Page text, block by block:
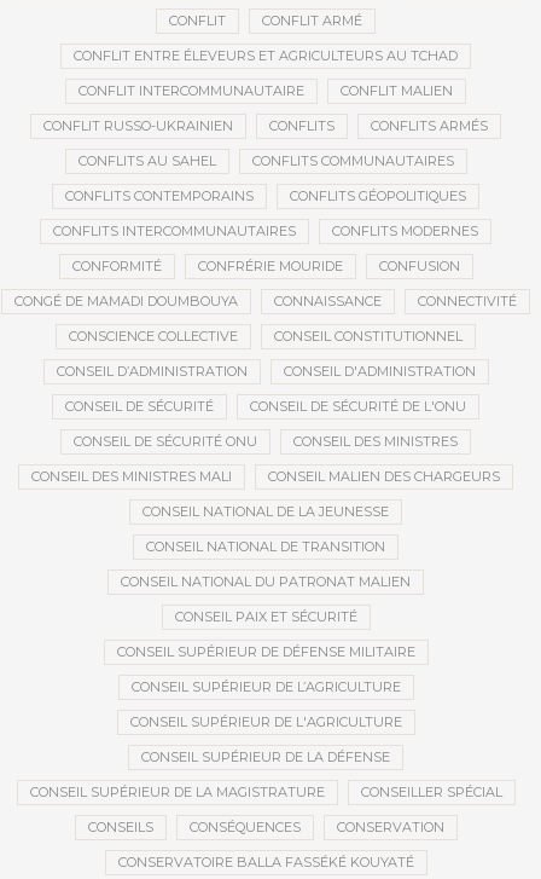
CONFLIT CONFLIT ARMÉ
CONFLIT ENTRE ÉLEVEURS ET AGRICULTEURS AU TCHAD
CONFLIT INTERCOMMUNAUTAIRE CONFLIT MALIEN
CONFLIT RUSSO-UKRAINIEN CONFLITS CONFLITS ARMÉS
CONFLITS AU SAHEL CONFLITS COMMUNAUTAIRES
CONFLITS CONTEMPORAINS CONFLITS GÉOPOLITIQUES
CONFLITS INTERCOMMUNAUTAIRES CONFLITS MODERNES
CONFORMITÉ CONFRÉRIE MOURIDE CONFUSION
CONGÉ DE MAMADI DOUMBOUYA CONNAISSANCE CONNECTIVITÉ
CONSCIENCE COLLECTIVE CONSEIL CONSTITUTIONNEL
CONSEIL D’ADMINISTRATION CONSEIL D'ADMINISTRATION
CONSEIL DE SÉCURITÉ CONSEIL DE SÉCURITÉ DE L'ONU
CONSEIL DE SÉCURITÉ ONU CONSEIL DES MINISTRES
CONSEIL DES MINISTRES MALI CONSEIL MALIEN DES CHARGEURS
CONSEIL NATIONAL DE LA JEUNESSE
CONSEIL NATIONAL DE TRANSITION
CONSEIL NATIONAL DU PATRONAT MALIEN
CONSEIL PAIX ET SÉCURITÉ
CONSEIL SUPÉRIEUR DE DÉFENSE MILITAIRE
CONSEIL SUPÉRIEUR DE L’AGRICULTURE
CONSEIL SUPÉRIEUR DE L'AGRICULTURE
CONSEIL SUPÉRIEUR DE LA DÉFENSE
CONSEIL SUPÉRIEUR DE LA MAGISTRATURE CONSEILLER SPÉCIAL
CONSEILS CONSÉQUENCES CONSERVATION
CONSERVATOIRE BALLA FASSÉKÉ KOUYATÉ